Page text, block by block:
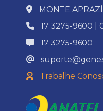
MONTE
17 3275-9600 |
17 3275-9600
Trabalhe